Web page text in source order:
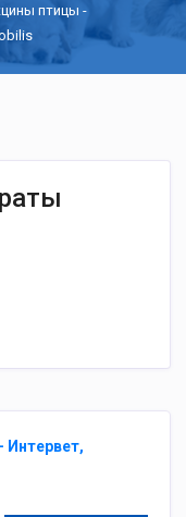
птицы -
Интервет,